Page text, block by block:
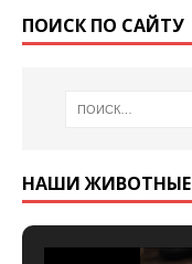
ПОИСК ПО САЙТУ
НАШИ ЖИВОТНЫЕ